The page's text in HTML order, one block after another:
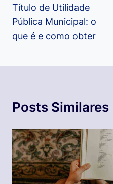
de
Post
Título de Utilidade
Pública Municipal: o
que é e como obter
Posts Similares